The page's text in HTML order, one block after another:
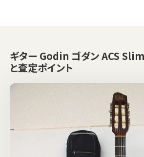
ギター Godin ゴダン ACS
と査定ポイント